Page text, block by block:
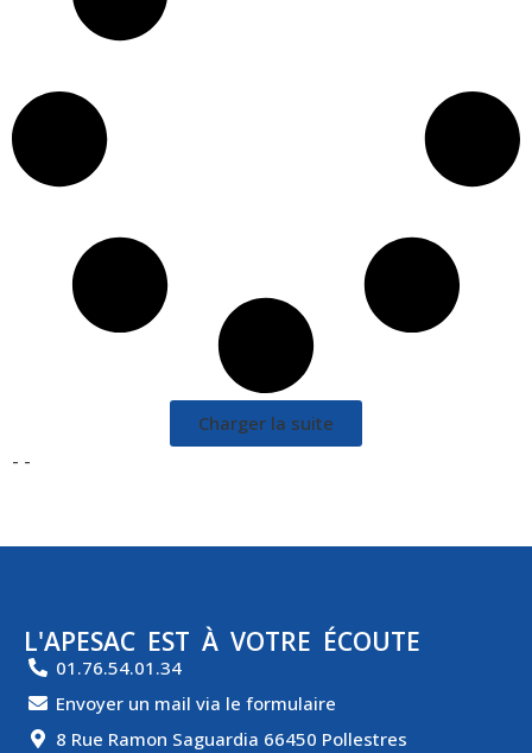
Charger la suite
- -
L'APESAC EST À VOTRE ÉCOUTE
01.76.54.01.34
Envoyer un mail via le formulaire
8 Rue Ramon Saguardia 66450 Pollestres